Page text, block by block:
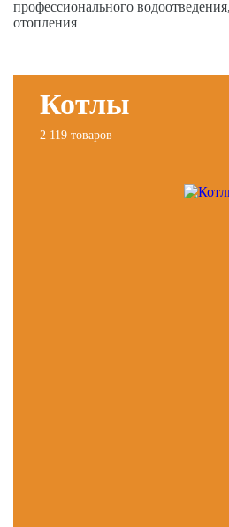
профессионального
отопления
Котлы
2 119 товаров